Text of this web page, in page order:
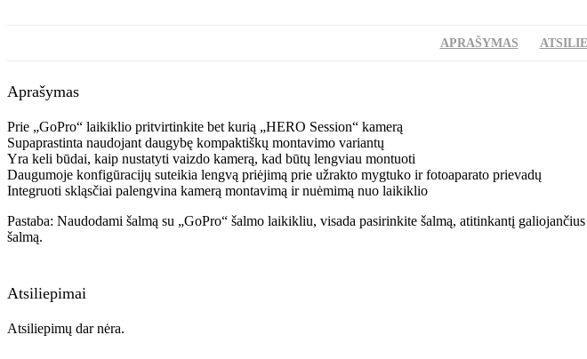
APRAŠYMAS
Aprašymas
Prie „GoPro“ laikiklio pritvirtinkite bet kurią „HERO Session“ kamerą
Supaprastinta naudojant daugybę kompaktiškų montavimo variantų
Yra keli būdai, kaip nustatyti vaizdo kamerą, kad būtų lengviau montuoti
Daugumoje konfigūracijų suteikia lengvą priėjimą prie užrakto mygtuko ir fotoaparato prievadų
Integruoti skląsčiai palengvina kamerą montavimą ir nuėmimą nuo laikiklio
Pastaba: Naudodami šalmą su „GoPro“ šalmo laikikliu, visada pasirinkite šalmą, atitinkantį
šalmą.
Atsiliepimai
Atsiliepimų dar nėra.